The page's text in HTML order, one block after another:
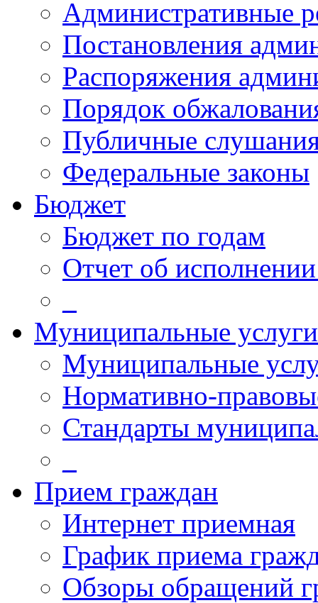
Административные
Постановления
Распоряжения
Порядок
Публичные
Федеральные законы
Бюджет
Бюджет по годам
Отчет об
Муниципальные услуги
Муниципальные
Нормативно-
Стандарты
Прием граждан
Интернет приемная
График приема
Обзоры обращений